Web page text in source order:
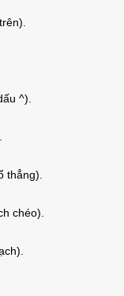
^).
thẳng).
chéo).